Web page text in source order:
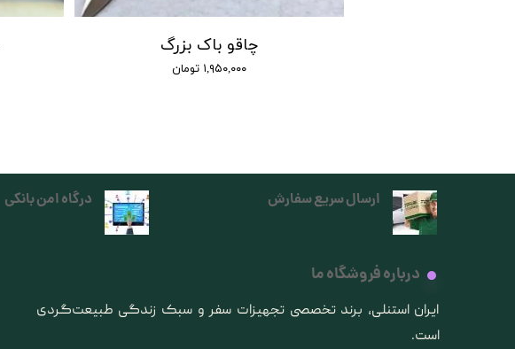
چاقو باک بزرگ
۱,۹۵۰,۰۰۰ تومان
ارسال سریع سفارش
درباره فروشگاه ما
​ایران استنلی، برند تخصصی تجهیزات سفر و سبک زندگی طبیعت‌گردی
است.
درگاه امن بانکی